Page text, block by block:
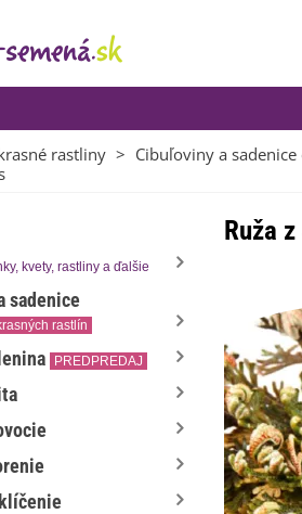
rastliny > Cibuľoviny a
kvety, rastliny a ďalšie
sadenice
rastlín
PREDPREDAJ
Ruža